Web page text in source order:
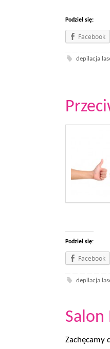
Podziel się:
Facebook
depilacja
Podziel się:
Facebook
depilacja
Salon
Zachęcamy